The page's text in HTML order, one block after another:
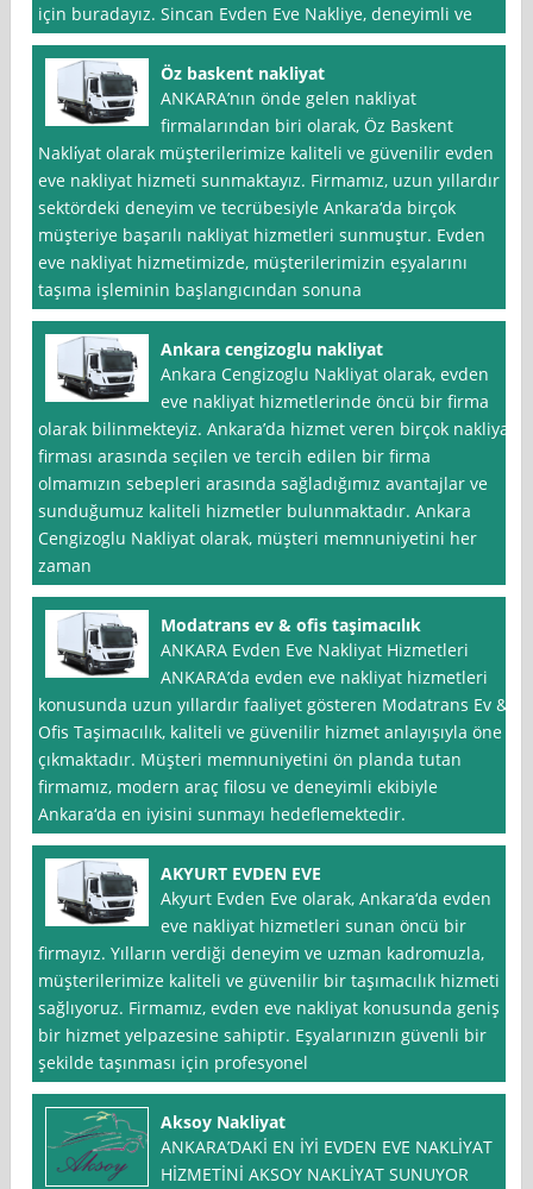
için buradayız. Sincan Evden Eve Nakliye, deneyimli ve
Öz baskent nakliyat
ANKARA’nın önde gelen nakliyat
firmalarından biri olarak, Öz Baskent
Nakli̇yat olarak müşterilerimize kaliteli ve güvenilir evden
eve nakliyat hizmeti sunmaktayız. Firmamız, uzun yıllardır
sektördeki deneyim ve tecrübesiyle Ankara‘da birçok
müşteriye başarılı nakliyat hizmetleri sunmuştur. Evden
eve nakliyat hizmetimizde, müşterilerimizin eşyalarını
taşıma işleminin başlangıcından sonuna
Ankara cengizoglu nakliyat
Ankara Cengizoglu Nakliyat olarak, evden
eve nakliyat hizmetlerinde öncü bir firma
olarak bilinmekteyiz. Ankara’da hizmet veren birçok nakliyat
firması arasında seçilen ve tercih edilen bir firma
olmamızın sebepleri arasında sağladığımız avantajlar ve
sunduğumuz kaliteli hizmetler bulunmaktadır. Ankara
Cengizoglu Nakliyat olarak, müşteri memnuniyetini her
zaman
Modatrans ev & ofis taşimacılık
ANKARA Evden Eve Nakliyat Hizmetleri
ANKARA’da evden eve nakliyat hizmetleri
konusunda uzun yıllardır faaliyet gösteren Modatrans Ev &
Ofis Taşimacılık, kaliteli ve güvenilir hizmet anlayışıyla öne
çıkmaktadır. Müşteri memnuniyetini ön planda tutan
firmamız, modern araç filosu ve deneyimli ekibiyle
Ankara‘da en iyisini sunmayı hedeflemektedir.
AKYURT EVDEN EVE
Akyurt Evden Eve olarak, Ankara‘da evden
eve nakliyat hizmetleri sunan öncü bir
firmayız. Yılların verdiği deneyim ve uzman kadromuzla,
müşterilerimize kaliteli ve güvenilir bir taşımacılık hizmeti
sağlıyoruz. Firmamız, evden eve nakliyat konusunda geniş
bir hizmet yelpazesine sahiptir. Eşyalarınızın güvenli bir
şekilde taşınması için profesyonel
Aksoy Nakliyat
ANKARA’DAKİ EN İYİ EVDEN EVE NAKLİYAT
HİZMETİNİ AKSOY NAKLİYAT SUNUYOR